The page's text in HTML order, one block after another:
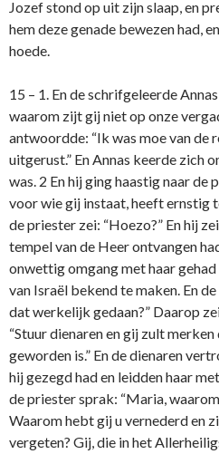
Jozef stond op uit zijn slaap, en
hem deze genade bewezen had,
hoede.
15 – 1. En de schrifgeleerde
waarom zijt gij niet op o­nze
antwoordde: “Ik was moe van de
uitgerust.” En Annas keerde zich
was. 2 En hij ging haastig naar de
voor wie gij instaat, heeft ernstig
de priester zei: “Hoezo?” En hij
tempel van de Heer o­ntvangen
o­nwettig omgang met haar
van Israël bekend te maken. En
dat werkelijk gedaan?” Daarop
“Stuur dienaren en gij zult
geworden is.” En de dienaren
hij gezegd had en leidden haar
de priester sprak: “Maria,
Waarom hebt gij u vernederd en
vergeten? Gij, die in het